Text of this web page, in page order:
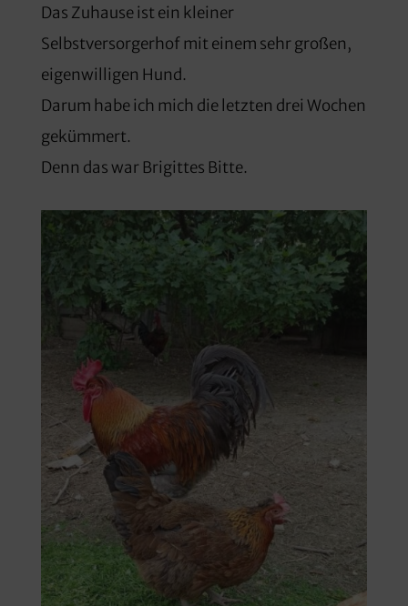
Das Zuhause ist ein kleiner
Selbstversorgerhof mit einem sehr großen,
eigenwilligen Hund.
Darum habe ich mich die letzten drei Wochen
gekümmert.
Denn das war Brigittes Bitte.